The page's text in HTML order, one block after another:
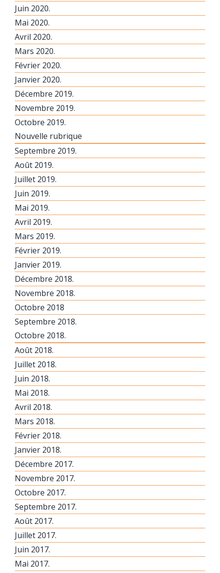
Juin 2020.
Mai 2020.
Avril 2020.
Mars 2020.
Février 2020.
Janvier 2020.
Décembre 2019.
Novembre 2019.
Octobre 2019.
Nouvelle rubrique
Septembre 2019.
Août 2019.
Juillet 2019.
Juin 2019.
Mai 2019.
Avril 2019.
Mars 2019.
Février 2019.
Janvier 2019.
Décembre 2018.
Novembre 2018.
Octobre 2018
Septembre 2018.
Octobre 2018.
Août 2018.
Juillet 2018.
Juin 2018.
Mai 2018.
Avril 2018.
Mars 2018.
Février 2018.
Janvier 2018.
Décembre 2017.
Novembre 2017.
Octobre 2017.
Septembre 2017.
Août 2017.
Juillet 2017.
Juin 2017.
Mai 2017.